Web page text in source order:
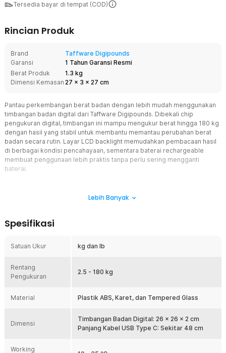
Tersedia bayar di tempat (COD)
Rincian Produk
Brand
Taffware Digipounds
Garansi
1 Tahun Garansi Resmi
Berat Produk
1.3 kg
Dimensi Kemasan 27 x 3 x 27 cm
Pantau perkembangan berat badan dengan lebih mudah menggunakan
timbangan badan digital dari Taffware Digipounds. Dibekali chip
pengukuran digital, timbangan ini mampu mengukur berat hingga 180 kg
dengan hasil yang stabil untuk membantu memantau perubahan berat
badan secara rutin. Layar LCD backlight memudahkan pembacaan hasil
di berbagai kondisi pencahayaan, sementara baterai rechargeable
membuat penggunaan lebih praktis tanpa perlu sering mengganti
baterai.
menghasilkan pembacaan berat badan yang stabil dan konsisten.
badan dengan lebih mudah dibanding timbangan analog. Kapasitas
hingga 180 kg membuat timbangan cocok digunakan oleh berbagai
Layar LCD Backlight
pengukuran tetap terlihat jelas pada siang maupun malam hari.
Angka digital yang besar memudahkan pengguna membaca hasil
penggunaan yang lebih nyaman dan modern.
Timbangan menggunakan baterai rechargeable sehingga tidak
Lebih Banyak
Spesifikasi
Satuan Ukur kg dan lb
Rentang
Pengukuran
2.5 - 180 kg
Material Plastik ABS, Karet, dan Tempered Glass
Dimensi
Timbangan Badan Digital: 26 x 26 x 2 cm
Panjang Kabel USB Type C: Sekitar 48 cm
Working